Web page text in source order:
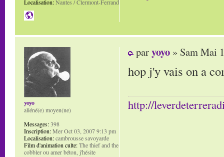
Localisation:Nantes / Clermont-Ferrand
paryoyo » Sam Mai
hop j'y vais on a
http://
yoyo
aliéné(e) moyen(ne)
Messages:398
Inscription:Mer Oct 03, 2007 9:13 pm
Localisation:cambrousse savoyarde
Film d'animation culte:The thief and the
cobbler ou amer béton, j'hésite